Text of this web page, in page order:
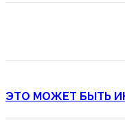
ЭТО МОЖЕТ БЫТЬ